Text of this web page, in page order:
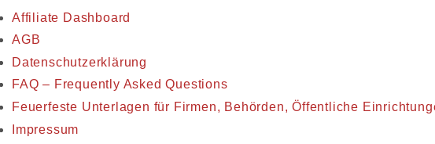
Affiliate Dashboard
AGB
Datenschutzerklärung
FAQ – Frequently Asked Questions
Feuerfeste Unterlagen für Firmen, Behörden, Öffentliche
Impressum